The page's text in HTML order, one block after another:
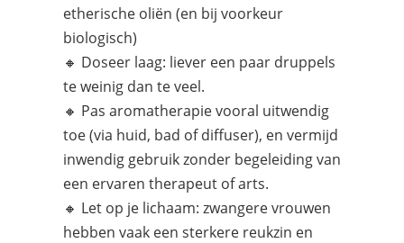
etherische oliën (en bij voorkeur
biologisch)
🔸 Doseer laag: liever een paar druppels
te weinig dan te veel.
🔸 Pas aromatherapie vooral uitwendig
toe (via huid, bad of diffuser), en vermijd
inwendig gebruik zonder begeleiding van
een ervaren therapeut of arts.
🔸 Let op je lichaam: zwangere vrouwen
hebben vaak een sterkere reukzin en